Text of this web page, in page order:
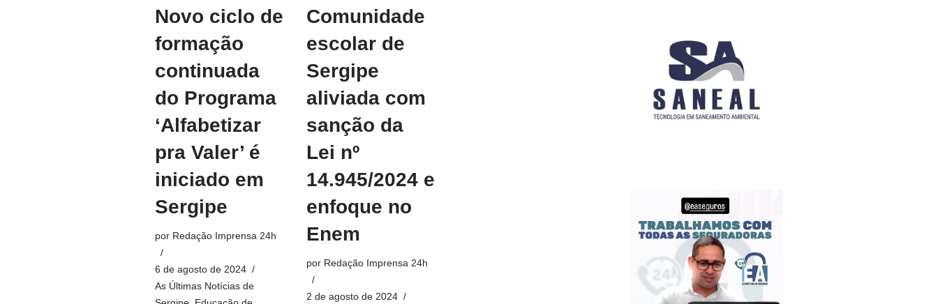
Novo ciclo de
formação
continuada
do Programa
‘Alfabetizar
pra Valer’ é
iniciado em
Sergipe
por Redação Imprensa 24h
6 de agosto de 2024
As Últimas Notícias de
Comunidade
escolar de
Sergipe
aliviada com
sanção da
Lei nº
14.945/2024 e
enfoque no
Enem
por Redação Imprensa 24h
2 de agosto de 2024